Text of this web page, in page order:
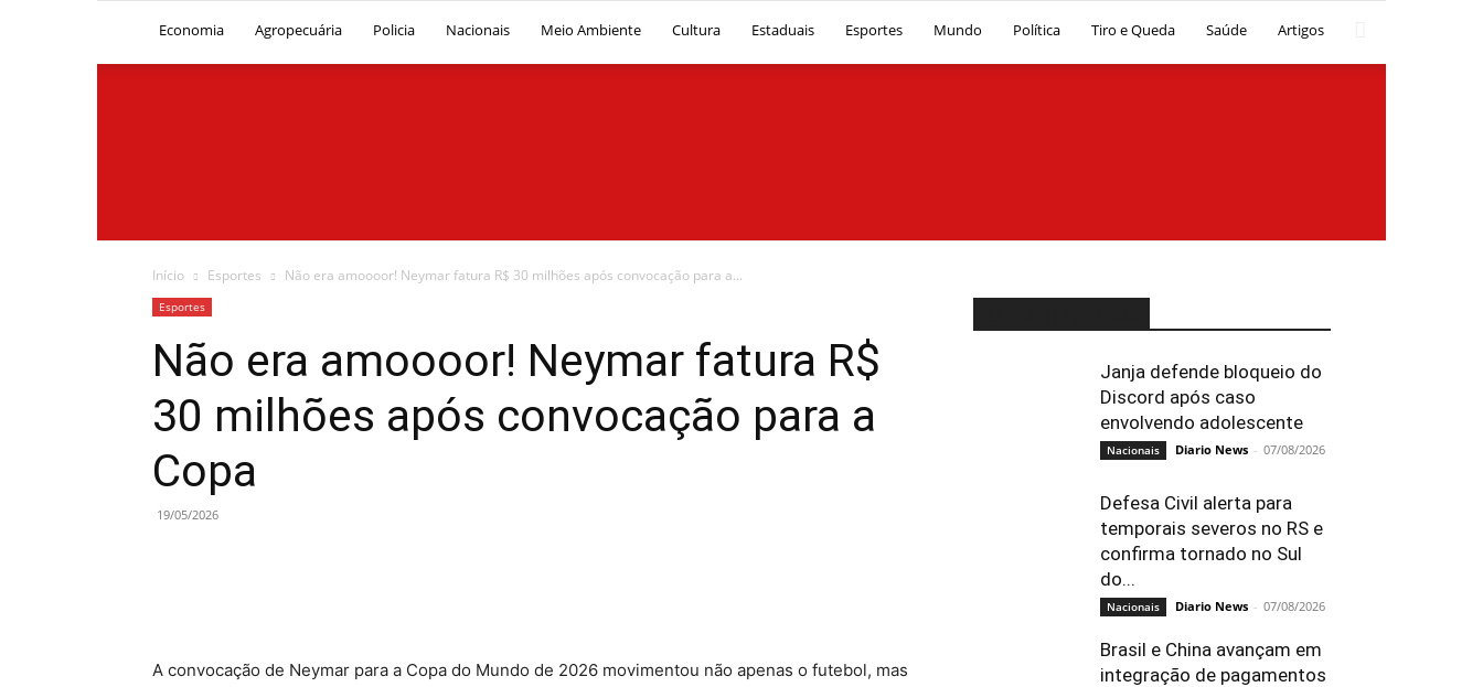
Economia Agropecuária Policia Nacionais Meio Ambiente Cultura Estaduais Esportes Mundo Política Tiro e Queda Saúde Artigos
Diário
News
Início Esportes Não era amoooor! Neymar fatura R$ 30 milhões após convocação para a...
Esportes
Não era amoooor! Neymar fatura R$
30 milhões após convocação para a
Copa
19/05/2026
A convocação de Neymar para a Copa do Mundo de 2026 movimentou não apenas o futebol, mas
Janja defende bloqueio do
Discord após caso
envolvendo adolescente
Nacionais Diario News - 07/08/2026
Defesa Civil alerta para
temporais severos no RS e
confirma tornado no Sul
do...
Nacionais Diario News - 07/08/2026
Brasil e China avançam em
integração de pagamentos